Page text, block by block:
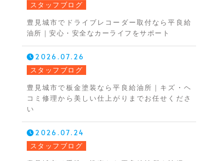
スタッフブログ
豊見城市でドライブレコーダー取付なら平良給
油所｜安心・安全なカーライフをサポート
2026.07.26
スタッフブログ
豊見城市で板金塗装なら平良給油所｜キズ・ヘ
コミ修理から美しい仕上がりまでお任せくださ
い
2026.07.24
スタッフブログ